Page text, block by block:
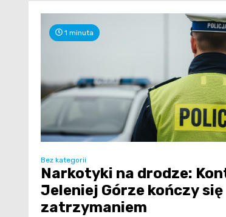
1 minuta
Bez kategorii
Narkotyki na drodze:
Jeleniej Górze kończy się
zatrzymaniem